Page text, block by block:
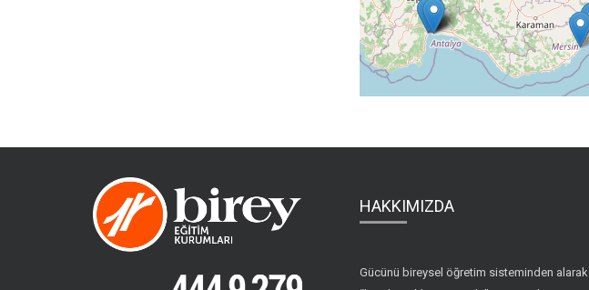
HAKKIMIZDA
Gücünü bireysel öğretim sisteminden alarak